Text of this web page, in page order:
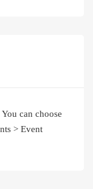
can choose
> Event